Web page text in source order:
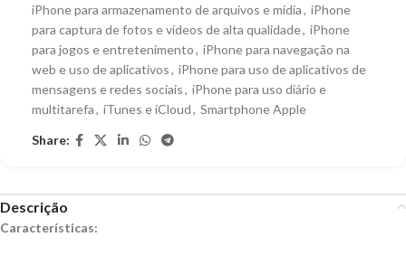
iPhone para armazenamento de arquivos e mídia, iPhone
para captura de fotos e vídeos de alta qualidade, iPhone
para jogos e entretenimento, iPhone para navegação na
web e uso de aplicativos, iPhone para uso de aplicativos de
mensagens e redes sociais, iPhone para uso diário e
multitarefa, iTunes e iCloud, Smartphone Apple
Share:
Descrição
Características: